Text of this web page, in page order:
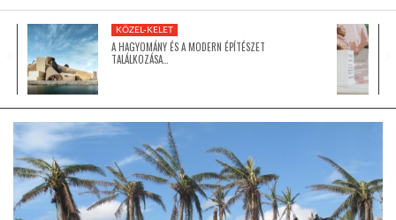
ÁZSIA
LATIN-AMERIKA
KÖZEL-KELET
KÖZEL-KELET
A HAGYOMÁNY ÉS A MODERN ÉPÍTÉSZET
TALÁLKOZÁSA…